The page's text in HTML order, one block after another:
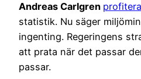
Andreas Carlgren
statistik. Nu säger
ingenting. Regeringens
att prata när det passar
passar.